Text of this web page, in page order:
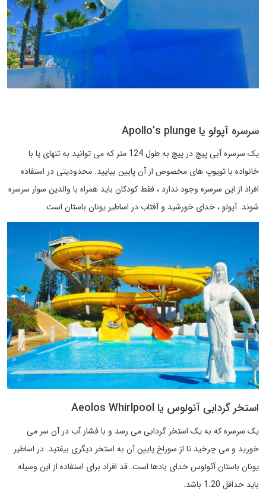
سرسره آپولو یا Apollo’s plunge
یک سرسره آبی پیچ در پیچ به طول 124 متر که می توانید به تنهای یا با
خانواده با تویوپ های مخصوص از آن پایین بیایید. محدودیتی در استفاده
افراد از این سرسره وجود ندارد ، فقط کودکان باید همراه با والدین سوار سرسره
شوند. آپولو ، خدای خورشید و آفتاب در اساطیر یونان باستان است.
استخر گردابی آئولوس یا Aeolos Whirlpool
یک سرسره که به یک استخر گردابی می رسد و با فشار آب در آن سر می
خورید و می چرخید تا از سوراخ پایین آن به استخر دیگری بیفتید. در اساطیر
یونان باستان آئولوس خدای بادها است. قد افراد برای استفاده از این وسیله
باید حداقل 1.20 باشد.